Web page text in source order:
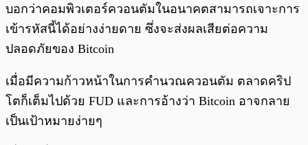
บอกว่าคอมพิวเตอร์ควอนตัมในอนาคตสามารถเจาะการ
เข้ารหัสนี้ได้อย่างง่ายดาย ซึ่งจะส่งผลเสียต่อความ
ปลอดภัยของ Bitcoin
เมื่อมีความก้าวหน้าในการคำนวณควอนตัม ตลาดคริป
โตก็เต็มไปด้วย FUD และการอ้างว่า Bitcoin อาจกลาย
เป็นเป้าหมายง่ายๆ